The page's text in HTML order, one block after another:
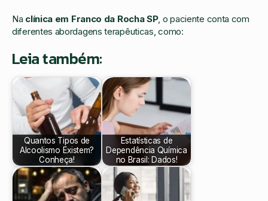
Na clínica em Franco da Rocha SP, o paciente conta com
diferentes abordagens terapêuticas, como:
Leia também:
Quantos Tipos de
Alcoolismo Existem?
Conheça!
Estatísticas de
Dependência Química
no Brasil: Dados!